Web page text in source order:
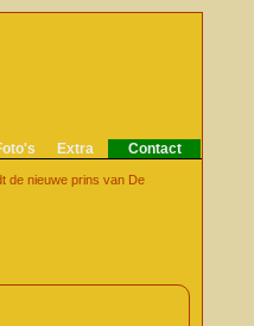
Extra Contact
de nieuwe prins van De